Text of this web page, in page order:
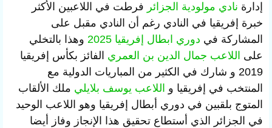
إدارة نادي مولودية الجزائر فرطت في اللاعبين الأكثر
خبرة إفريقيا في النادي رغم أن النادي مقبل على
المشاركة في دوري ابطال إفريقيا 2025
وهذا بالتخلي
على اللاعب جمال الدين بن العمري الفائز بكأس إفريقيا
2019 و شارك في الكثير من المباريات الدولية مع
المنتخب في إفريقيا و اللاعب يوسف بلايلي ملك الألقاب
المتوج بلقبين في دوري أبطال إفريقيا وهو اللاعب الوحيد
في الجزائر الذي أستطاع تحقيق هذا الإنجاز وفاز أيضا